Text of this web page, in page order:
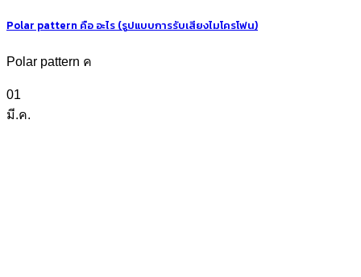
Polar pattern คือ อะไร (รูปแบบการรับเสียงไมโครโฟน)
Polar pattern ค
01
มี.ค.